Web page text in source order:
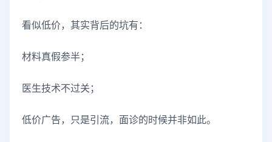
看似低价，其实背后的坑有：
材料真假参半；
医生技术不过关；
低价广告，只是引流，面诊的时候并非如此。